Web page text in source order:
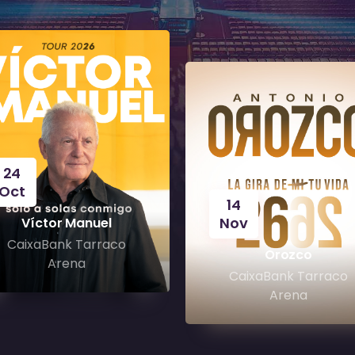
24
Oct
Víctor Manuel
CaixaBank Tarraco
Arena
14
Nov
Orozco
CaixaBank Tarraco
Arena